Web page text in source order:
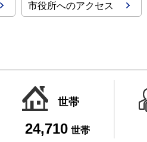
市役所へのアクセス
世帯
24,710 世帯